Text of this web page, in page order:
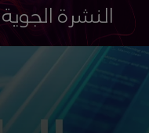
النشرة الجوية